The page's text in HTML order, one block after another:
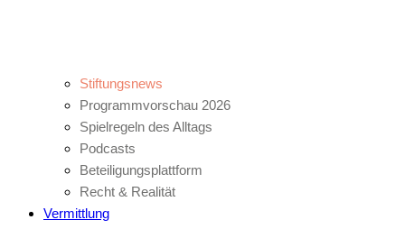
Stiftungsnews
Programmvorschau 2026
Spielregeln des Alltags
Podcasts
Beteiligungsplattform
Recht & Realität
Vermittlung